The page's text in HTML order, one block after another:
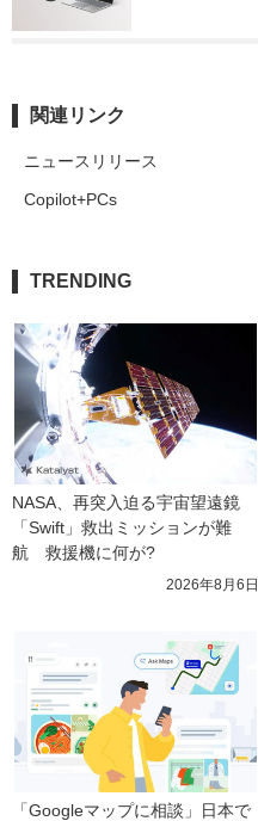
関連リンク
ニュースリリース
Copilot+PCs
TRENDING
NASA、再突入迫る宇宙望遠鏡
「Swift」救出ミッションが難
航　救援機に何が?
2026年8月6日
「Googleマップに相談」日本で